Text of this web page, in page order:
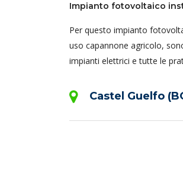
Impianto fotovoltaico
Per questo impianto
uso capannone agricolo,
impianti elettrici e tutte le
Castel Guelfo